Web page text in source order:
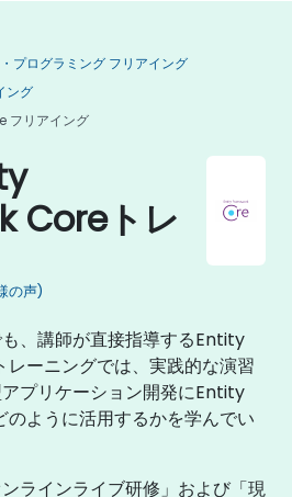
プログラミング フリアイング
ング
フリアイング
Coreトレ
の声)
、講師が直接指導するEntity
ーニングでは、実践的な演習
プリケーション開発にEntity
ように活用するかを学んでい
ラインライブ研修」および「現